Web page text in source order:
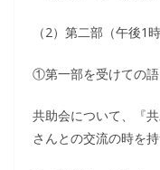
（2）第二部（午後1
①第一部を受けての語
共助会について、『
さんとの交流の時を持